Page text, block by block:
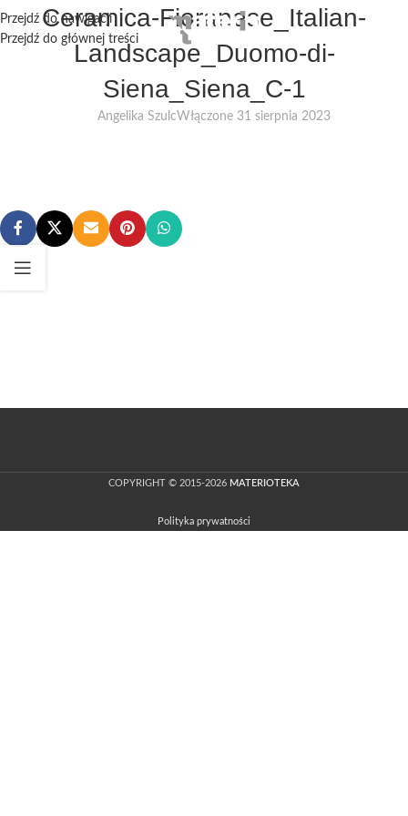
Przejdź do nawigacji
Przejdź do głównej treści
Ceramica-Fioranese_Italian-
Landscape_Duomo-di-
Siena_Siena_C-1
Angelika SzulcWłączone 31 sierpnia 2023
COPYRIGHT © 2015-2026 MATERIOTEKA
Polityka prywatności